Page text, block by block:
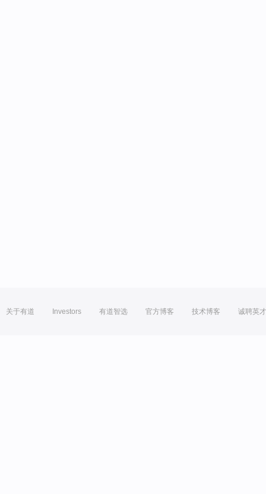
关于有道 Investors 有道智选 官方博客 技术博客 诚聘英才